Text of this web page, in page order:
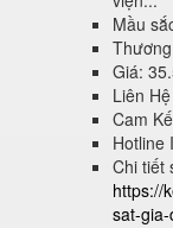
Mầu
Giá:
Liên
Cam
Hotline
Chi tiết
https://
sat-